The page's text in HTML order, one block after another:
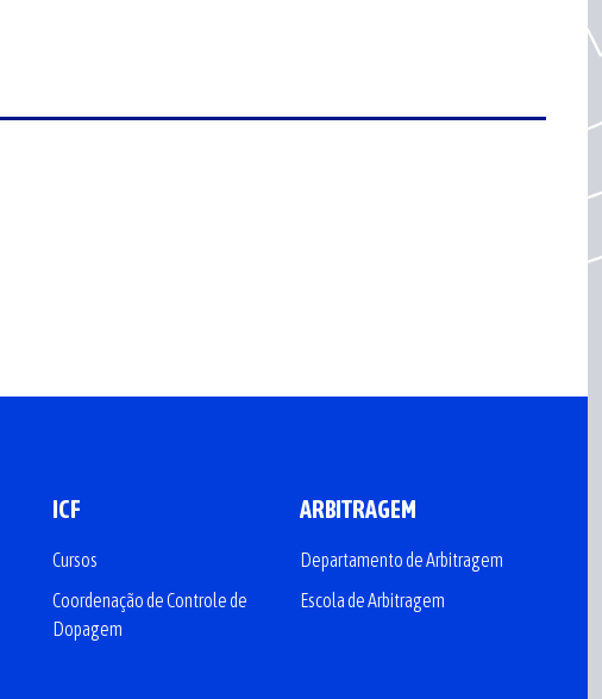
ICF
Cursos
Coordenação de Controle de
Dopagem
ARBITRAGEM
Departamento de Arbitragem
Escola de Arbitragem